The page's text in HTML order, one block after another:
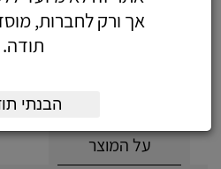
289.10כולל מע"מ
על המוצר
אך ורק לחברות,
תודה.
הבנתי